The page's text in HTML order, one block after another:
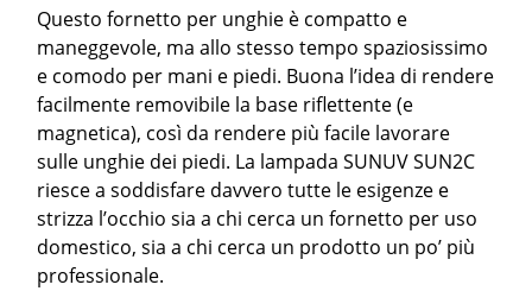
Questo fornetto per unghie è compatto e
maneggevole, ma allo stesso tempo spaziosissimo
e comodo per mani e piedi. Buona l’idea di rendere
facilmente removibile la base riflettente (e
magnetica), così da rendere più facile lavorare
sulle unghie dei piedi. La lampada SUNUV SUN2C
riesce a soddisfare davvero tutte le esigenze e
strizza l’occhio sia a chi cerca un fornetto per uso
domestico, sia a chi cerca un prodotto un po’ più
professionale.